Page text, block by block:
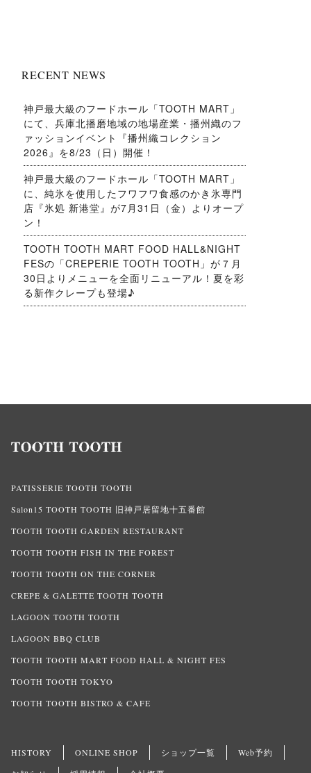
RECENT NEWS
神戸最大級のフードホール「TOOTH MART」
にて、兵庫北播磨地域の地場産業・播州織のフ
ァッションイベント『播州織コレクション
2026』を8/23（日）開催！
神戸最大級のフードホール「TOOTH MART」
に、純氷を使用したフワフワ食感のかき氷専門
店『氷処 新港堂』が7月31日（金）よりオープ
ン！
TOOTH TOOTH MART FOOD HALL&NIGHT
FESの「CREPERIE TOOTH TOOTH」が７月
30日よりメニューを全面リニューアル！夏を彩
る新作クレープも登場♪
PATISSERIE TOOTH TOOTH
Salon15 TOOTH TOOTH 旧神戸居留地十五番館
TOOTH TOOTH GARDEN RESTAURANT
TOOTH TOOTH FISH IN THE FOREST
TOOTH TOOTH ON THE CORNER
CREPE & GALETTE TOOTH TOOTH
LAGOON TOOTH TOOTH
LAGOON BBQ CLUB
TOOTH TOOTH MART FOOD HALL & NIGHT FES
TOOTH TOOTH TOKYO
TOOTH TOOTH BISTRO & CAFE
HISTORY ONLINE SHOP ショップ一覧
Web予約